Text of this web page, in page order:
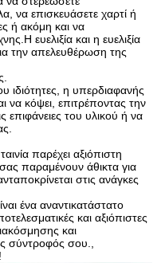
να επισκευάσετε χαρτί ή
ή ακόμη και να
ευελιξία και η ευελιξία
την απελευθέρωση της
ιδιότητες, η υπερδιαφανής
να κόψει, επιτρέποντας την
επιφάνειες του υλικού ή να
παρέχει αξιόπιστη
παραμένουν άθικτα για
στις ανάγκες
ένα αναντικατάστατο
και αξιόπιστες
και
σύντροφός σου.,